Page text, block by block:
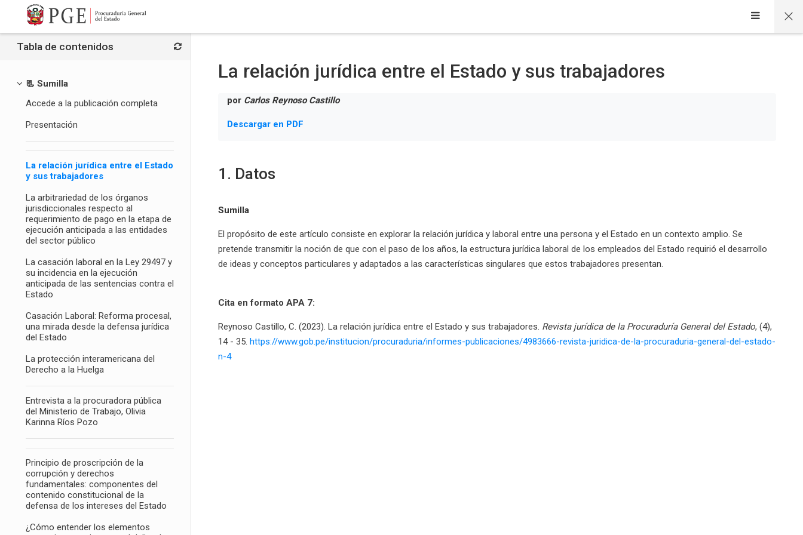
Salta al contenido principal
Tabla de contenidos
📃 Sumilla
Accede a la publicación completa
Presentación
La relación jurídica entre el Estado
y sus trabajadores
La arbitrariedad de los órganos
jurisdiccionales respecto al
requerimiento de pago en la etapa de
ejecución anticipada a las entidades
del sector público
La casación laboral en la Ley 29497 y
su incidencia en la ejecución
anticipada de las sentencias contra el
Estado
Casación Laboral: Reforma procesal,
una mirada desde la defensa jurídica
del Estado
La protección interamericana del
Derecho a la Huelga
Entrevista a la procuradora pública
del Ministerio de Trabajo, Olivia
Karinna Ríos Pozo
Principio de proscripción de la
corrupción y derechos
fundamentales: componentes del
contenido constitucional de la
defensa de los intereses del Estado
¿Cómo entender los elementos
La relación jurídica entre el Estado y sus trabajadores
por Carlos Reynoso Castillo
Descargar en PDF
1. Datos
Sumilla
El propósito de este artículo consiste en explorar la relación jurídica y laboral entre una persona y el Estado en un contexto amplio. Se
pretende transmitir la noción de que con el paso de los años, la estructura jurídica laboral de los empleados del Estado requirió el desarrollo
de ideas y conceptos particulares y adaptados a las características singulares que estos trabajadores presentan.
Cita en formato APA 7:
Reynoso Castillo, C. (2023). La relación jurídica entre el Estado y sus trabajadores. Revista jurídica de la Procuraduría General del Estado, (4),
14 - 35. https://www.gob.pe/institucion/procuraduria/informes-publicaciones/4983666-revista-juridica-de-la-procuraduria-general-del-estado-
n-4